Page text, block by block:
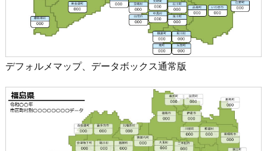
デフォルメマップ、データボックス通常版